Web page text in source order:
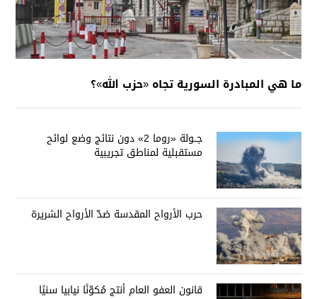
ما هي المبادرة السورية تجاه «حزب الله»؟
جــولة «روما 2» دون نتائج وضع لوائح
مستقبلية لمناطق تجريبية
حرب الأرواح المقدسة ضدّ الأرواح الشريرة
قانون العفو العام أنتج مُكوّنًا نيابيا سنيًا